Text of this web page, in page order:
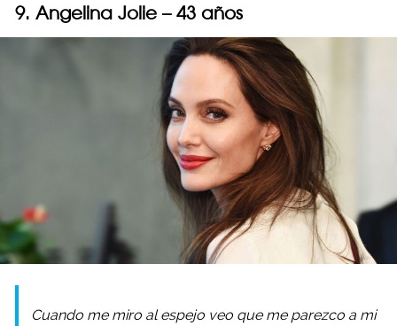
9. Angelina Jolie – 43 años
Cuando me miro al espejo veo que me parezco a mi